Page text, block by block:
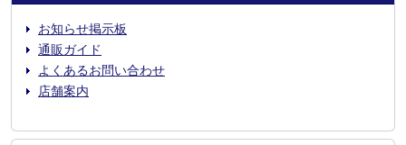
お知らせ掲示板
通販ガイド
よくあるお問い合わせ
店舗案内